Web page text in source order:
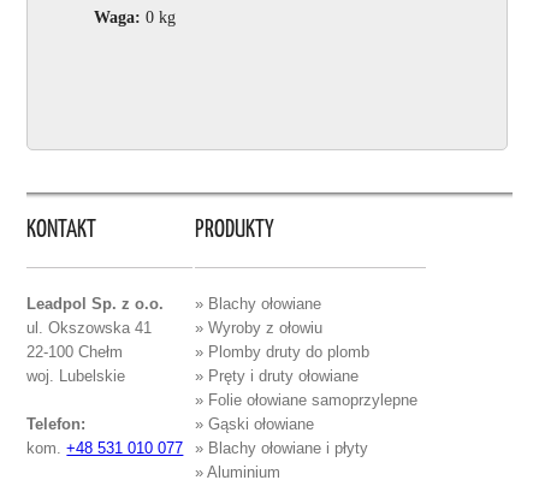
Waga:0 kg
KONTAKT
Leadpol Sp. z o.o.
ul. Okszowska 41
22-100 Chełm
woj. Lubelskie
Telefon:
kom.+48 531 010 077
PRODUKTY
» Blachy ołowiane
» Wyroby z ołowiu
» Plomby druty do plomb
» Pręty i druty ołowiane
» Folie ołowiane samoprzylepne
» Gąski ołowiane
» Blachy ołowiane i płyty
» Aluminium